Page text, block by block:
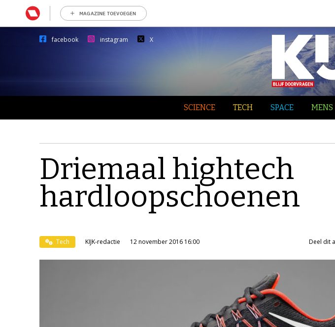
MAGAZINE TOEVOEGEN
facebook instagram X
SCIENCE TECH SPACE MENS
Driemaal hightech
hardloopschoenen
Tech KIJK-redactie 12 november 2016 16:00 Deel dit